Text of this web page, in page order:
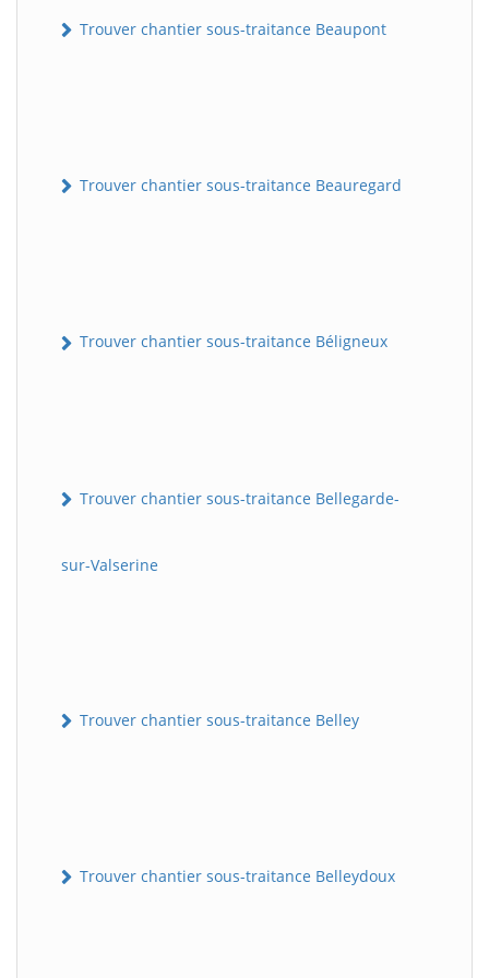
Trouver chantier sous-traitance Beaupont
Trouver chantier sous-traitance Beauregard
Trouver chantier sous-traitance Béligneux
Trouver chantier sous-traitance Bellegarde-
sur-Valserine
Trouver chantier sous-traitance Belley
Trouver chantier sous-traitance Belleydoux